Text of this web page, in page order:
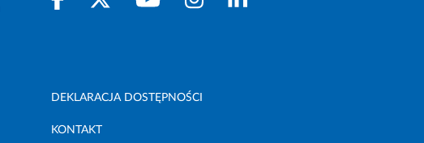
DEKLARACJA DOSTĘPNOŚCI
KONTAKT